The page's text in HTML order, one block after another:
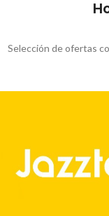
Selección de ofertas